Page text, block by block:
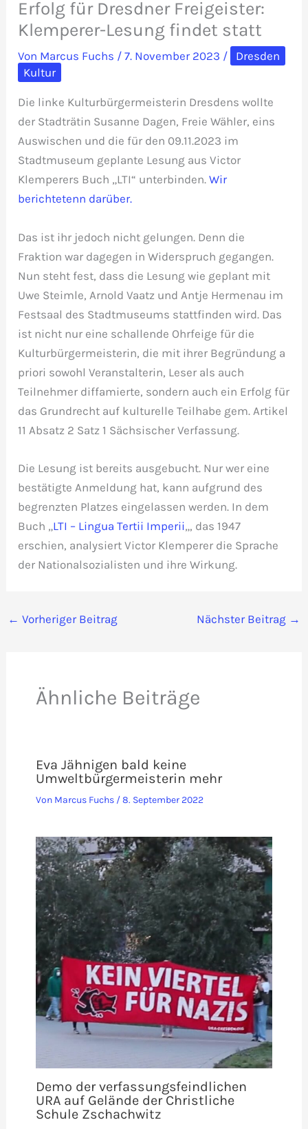
Erfolg für Dresdner Freigeister:
Klemperer-Lesung findet statt
Von Marcus Fuchs /7. November 2023 /
Dresden
Kultur
Die linke Kulturbürgermeisterin Dresdens wollte
der Stadträtin Susanne Dagen, Freie Wähler, eins
Auswischen und die für den 09.11.2023 im
Stadtmuseum geplante Lesung aus Victor
Klemperers Buch „LTI“ unterbinden.Wir
berichtetenn darüber.
Das ist ihr jedoch nicht gelungen. Denn die
Fraktion war dagegen in Widerspruch gegangen.
Nun steht fest, dass die Lesung wie geplant mit
Uwe Steimle, Arnold Vaatz und Antje Hermenau im
Festsaal des Stadtmuseums stattfinden wird. Das
ist nicht nur eine schallende Ohrfeige für die
Kulturbürgermeisterin, die mit ihrer Begründung a
priori sowohl Veranstalterin, Leser als auch
Teilnehmer diffamierte, sondern auch ein Erfolg für
das Grundrecht auf kulturelle Teilhabe gem. Artikel
11 Absatz 2 Satz 1 Sächsischer Verfassung.
Die Lesung ist bereits ausgebucht. Nur wer eine
bestätigte Anmeldung hat, kann aufgrund des
begrenzten Platzes eingelassen werden. In dem
Buch „LTI – Lingua Tertii Imperii„, das 1947
erschien, analysiert Victor Klemperer die Sprache
der Nationalsozialisten und ihre Wirkung.
← Vorheriger Beitrag Nächster Beitrag →
Ähnliche Beiträge
Eva Jähnigen bald keine
Umweltbürgermeisterin mehr
Von Marcus Fuchs /8. September 2022
Demo der verfassungsfeindlichen
URA auf Gelände der Christliche
Schule Zschachwitz